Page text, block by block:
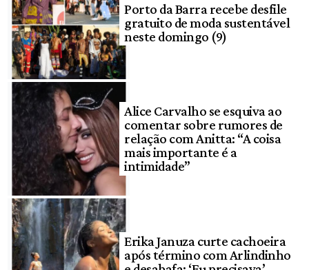
Porto da Barra recebe desfile
gratuito de moda sustentável
neste domingo (9)
Alice Carvalho se esquiva ao
comentar sobre rumores de
relação com Anitta: “A coisa
mais importante é a
intimidade”
Erika Januza curte cachoeira
após término com Arlindinho